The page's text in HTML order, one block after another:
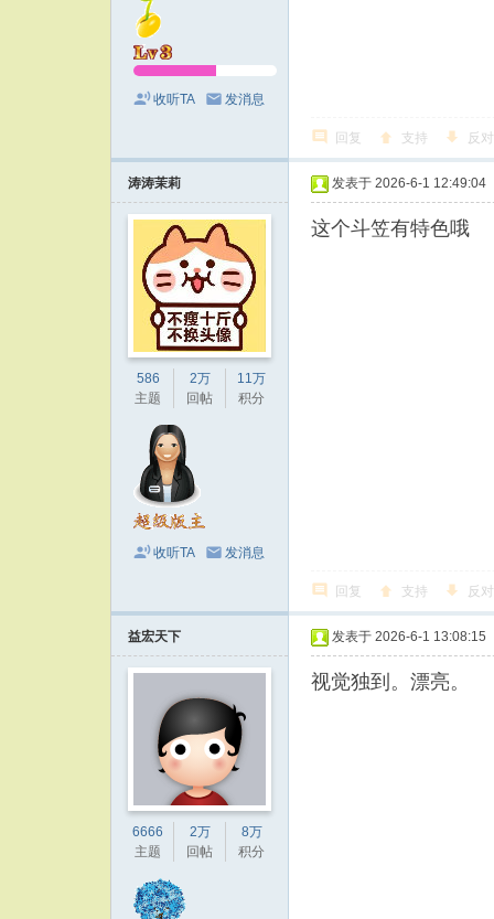
收听TA 发消息
回复 支持 反对
涛涛茉莉
586
主题
2万
回帖
11万
积分
收听TA 发消息
发表于 2026-6-1 12:49:04
这个斗笠有特色哦
回复 支持 反对
益宏天下
6666
主题
2万
回帖
8万
积分
发表于 2026-6-1 13:08:15
视觉独到。漂亮。